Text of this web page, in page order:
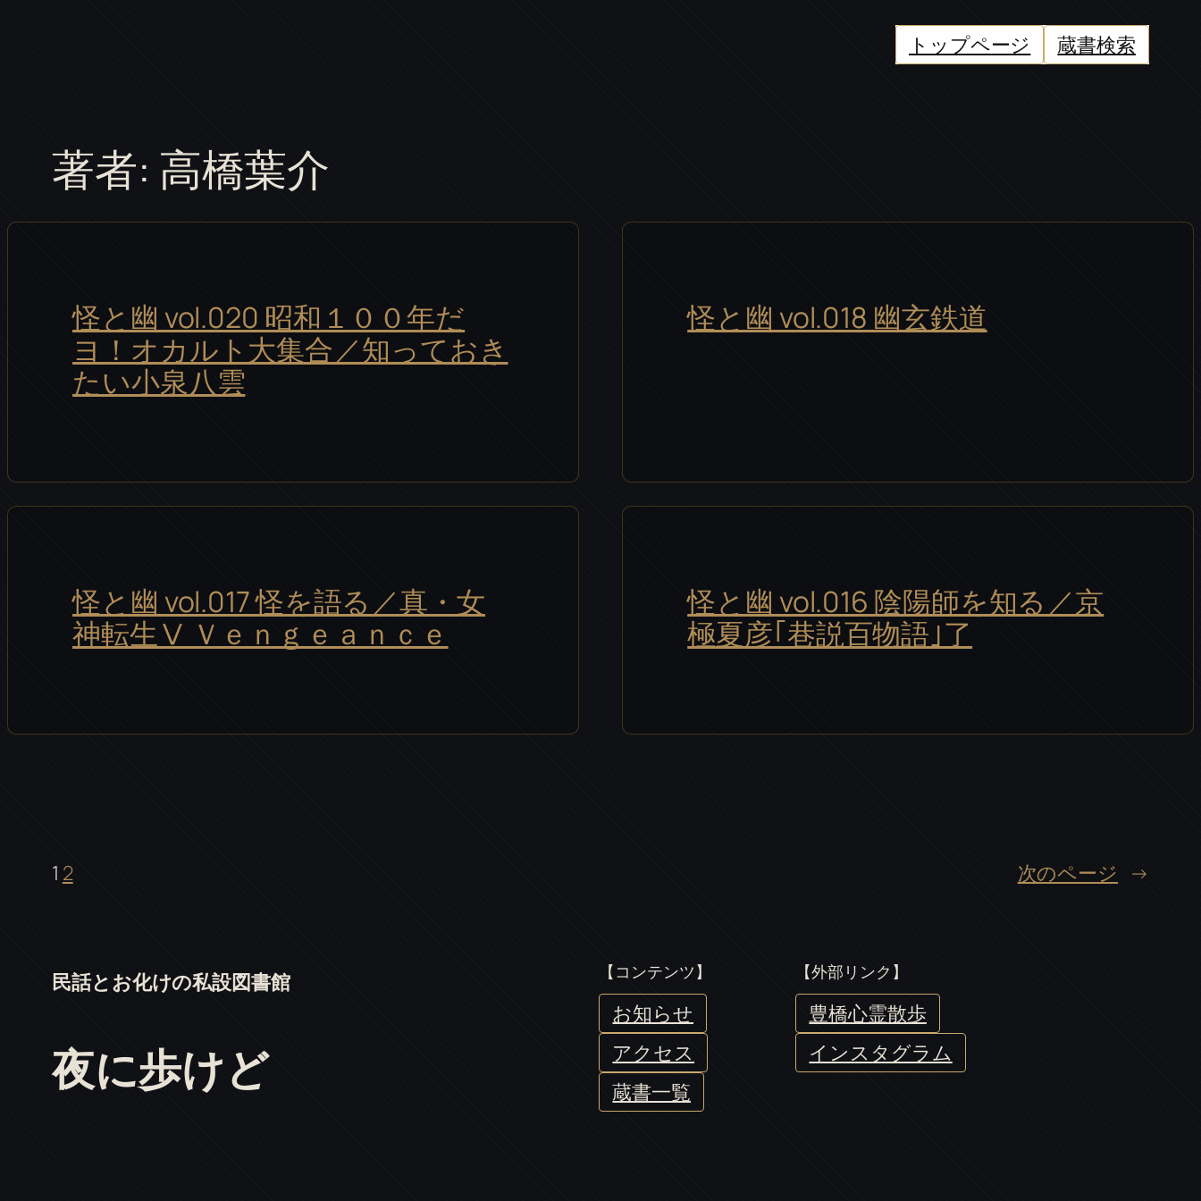
トップページ 蔵書検索
著者: 高橋葉介
怪と幽 vol.020 昭和１００年だ
ヨ！オカルト大集合／知っておき
たい小泉八雲
怪と幽 vol.018 幽玄鉄道
怪と幽 vol.017 怪を語る／真・女
神転生Ⅴ Ｖｅｎｇｅａｎｃｅ
怪と幽 vol.016 陰陽師を知る／京
極夏彦｢巷説百物語｣了
1 2 次のページ →
民話とお化けの私設図書館
夜に歩けど
【コンテンツ】
お知らせ
アクセス
蔵書一覧
【外部リンク】
豊橋心霊散歩
インスタグラム